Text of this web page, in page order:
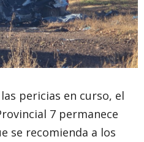
pericias en curso, el
7 permanece
se recomienda a los